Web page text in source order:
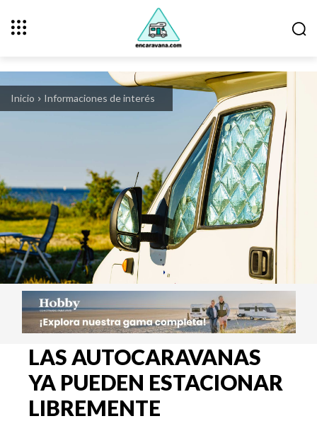
Inicio Informaciones de interés
LAS AUTOCARAVANAS
YA PUEDEN ESTACIONAR
LIBREMENTE